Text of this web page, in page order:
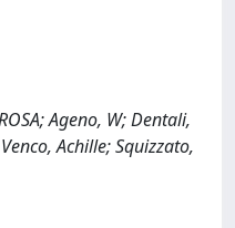
Ageno, W; Dentali,
Achille; Squizzato,